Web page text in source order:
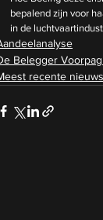
bepalend zijn voor
in de
Belegger
recente nieuws